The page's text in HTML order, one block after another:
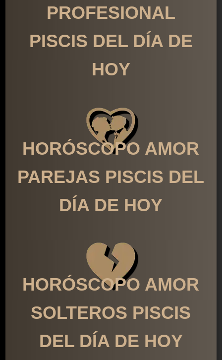
PROFESIONAL
PISCIS DEL DÍA DE
HOY
HORÓSCOPO AMOR
PAREJAS PISCIS DEL
DÍA DE HOY
HORÓSCOPO AMOR
SOLTEROS PISCIS
DEL DÍA DE HOY